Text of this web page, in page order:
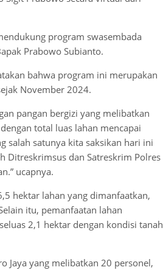
program swasembada
Prabowo Subianto.
bahwa program ini merupakan
November 2024.
pangan bergizi yang melibatkan
total luas lahan mencapai
salah satunya kita saksikan hari ini
Ditreskrimsus dan Satreskrim Polres
ucapnya.
hektar lahan yang dimanfaatkan,
itu, pemanfaatan lahan
2,1 hektar dengan kondisi tanah
Jaya yang melibatkan 20 personel,